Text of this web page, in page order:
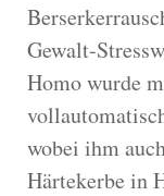
Gewalt-
Homo wurde
wobei ihm
Härtekerbe in